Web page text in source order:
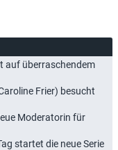
auf überraschendem
Frier) besucht
Moderatorin für
startet die neue Serie